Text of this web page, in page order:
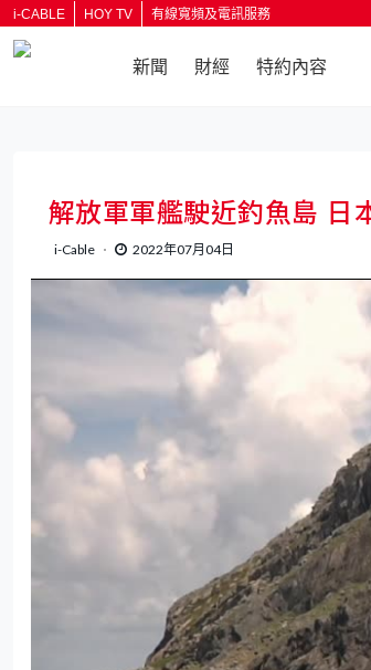
i-CABLE HOY TV 有線寬頻及電訊服務
新聞 財經 特約內容
解放軍軍艦駛近釣魚島 日
i-Cable 2022年07月04日